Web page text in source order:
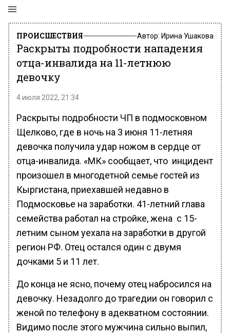
ПРОИСШЕСТВИЯ Автор: Ирина Ушакова
Раскрыты подробности нападения
отца-инвалида на 11-летнюю
девочку
4 июля 2022, 21:34
Раскрыты подробности ЧП в подмосковном
Щелково, где в ночь на 3 июня 11-летняя
девочка получила удар ножом в сердце от
отца-инвалида. «МК» сообщает, что инцидент
произошел в многодетной семье гостей из
Кыргистана, приехавшей недавно в
Подмосковье на заработки. 41-летний глава
семейства работал на стройке, жена с 15-
летним сыном уехала на заработки в другой
регион РФ. Отец остался один с двумя
дочками 5 и 11 лет.
До конца не ясно, почему отец набросился на
девочку. Незадолго до трагедии он говорил с
женой по телефону в адекватном состоянии.
Видимо после этого мужчина сильно выпил,